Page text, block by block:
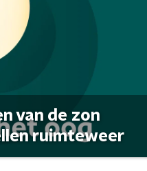
van de zon
ruimteweer